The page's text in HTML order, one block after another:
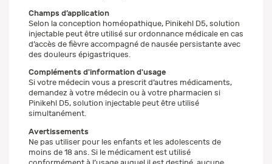
Champs d’application
Selon la conception homéopathique, Pinikehl D5, solution
injectable peut être utilisé sur ordonnance médicale en cas
d’accès de fièvre accompagné de nausée persistante avec
des douleurs épigastriques.
Compléments d'information d'usage
Si votre médecin vous a prescrit d’autres médicaments,
demandez à votre médecin ou à votre pharmacien si
Pinikehl D5, solution injectable peut être utilisé
simultanément.
Avertissements
Ne pas utiliser pour les enfants et les adolescents de
moins de 18 ans. Si le médicament est utilisé